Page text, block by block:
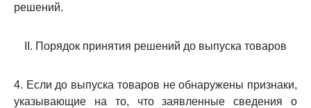
решений.
II. Порядок принятия решений до выпуска товаров
4. Если до выпуска товаров не обнаружены признаки,
указывающие на то, что заявленные сведения о